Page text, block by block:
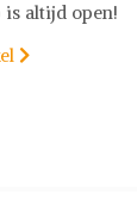
is altijd open!
